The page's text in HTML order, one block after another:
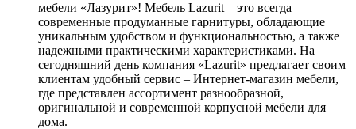
мебели «Лазурит»! Мебель Lazurit – это всегда
современные продуманные гарнитуры, обладающие
уникальным удобством и функциональностью, а также
надежными практическими характеристиками. На
сегодняшний день компания «Lazurit» предлагает своим
клиентам удобный сервис – Интернет-магазин мебели,
где представлен ассортимент разнообразной,
оригинальной и современной корпусной мебели для
дома.